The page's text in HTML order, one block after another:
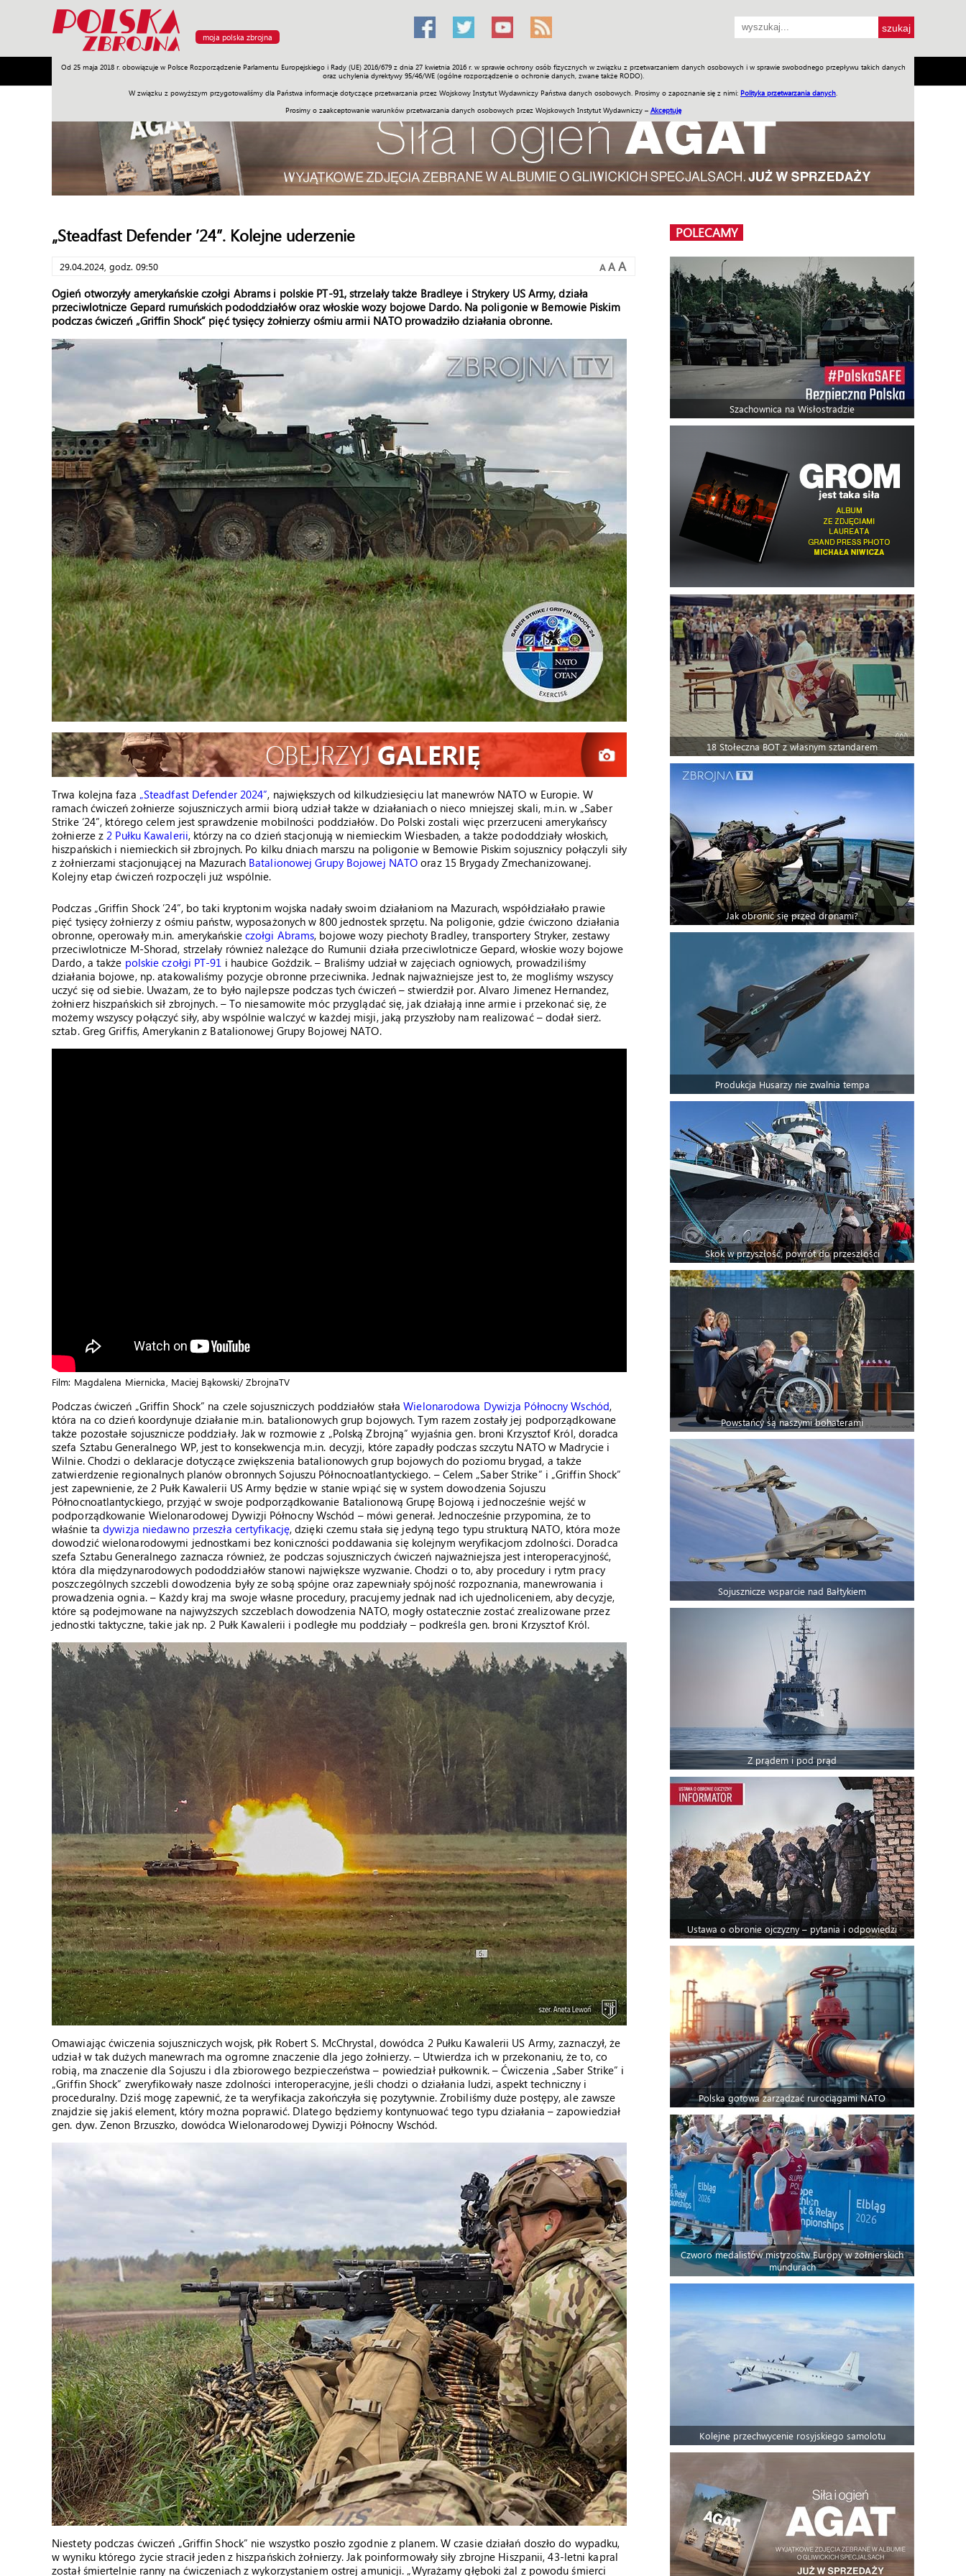
moja polska zbrojna
Od 25 maja 2018 r. obowiązuje w Polsce Rozporządzenie Parlamentu Europejskiego i Rady (UE) 2016/679 z dnia 27 kwietnia 2016 r. w sprawie ochrony osób fizycznych w związku z przetwarzaniem danych osobowych i w sprawie swobodnego przepływu takich danych
oraz uchylenia dyrektywy 95/46/WE (ogólne rozporządzenie o ochronie danych, zwane także RODO).
W związku z powyższym przygotowaliśmy dla Państwa informacje dotyczące przetwarzania przez Wojskowy Instytut Wydawniczy Państwa danych osobowych. Prosimy o zapoznanie się z nimi: Polityka przetwarzania danych
Prosimy o zaakceptowanie warunków przetwarzania danych osobowych przez Wojskowych Instytut Wydawniczy – Akceptuję
Armia Poligon Sprzęt Misje Polityka Prawo Świat Społeczność Sport Historia Galerie Wideo ENGLISH SKLEP Jednodniówki Praca w WIW
„Steadfast Defender ’24”. Kolejne uderzenie
29.04.2024, godz. 09:50 A A A
Ogień otworzyły amerykańskie czołgi Abrams i polskie PT-91, strzelały także Bradleye i Strykery US Army, działa
przeciwlotnicze Gepard rumuńskich pododdziałów oraz włoskie wozy bojowe Dardo. Na poligonie w Bemowie Piskim
podczas ćwiczeń „Griffin Shock” pięć tysięcy żołnierzy ośmiu armii NATO prowadziło działania obronne.
Trwa kolejna faza „Steadfast Defender 2024”, największych od kilkudziesięciu lat manewrów NATO w Europie. W
ramach ćwiczeń żołnierze sojuszniczych armii biorą udział także w działaniach o nieco mniejszej skali, m.in. w „Saber
Strike ’24”, którego celem jest sprawdzenie mobilności poddziałów. Do Polski zostali więc przerzuceni amerykańscy
żołnierze z2 Pułku Kawalerii, którzy na co dzień stacjonują w niemieckim Wiesbaden, a także pododdziały włoskich,
hiszpańskich i niemieckich sił zbrojnych. Po kilku dniach marszu na poligonie w Bemowie Piskim sojusznicy połączyli siły
z żołnierzami stacjonującej na Mazurach Batalionowej Grupy Bojowej NATO oraz 15 Brygady Zmechanizowanej.
Kolejny etap ćwiczeń rozpoczęli już wspólnie.
Podczas „Griffin Shock ’24”, bo taki kryptonim wojska nadały swoim działaniom na Mazurach, współdziałało prawie
pięć tysięcy żołnierzy z ośmiu państw, wyposażonych w 800 jednostek sprzętu. Na poligonie, gdzie ćwiczono działania
obronne, operowały m.in. amerykańskie czołgi Abrams, bojowe wozy piechoty Bradley, transportery Stryker, zestawy
przeciwlotnicze M-Shorad, strzelały również należące do Rumunii działa przeciwlotnicze Gepard, włoskie wozy bojowe
Dardo, a także polskie czołgi PT-91 i haubice Goździk. – Braliśmy udział w zajęciach ogniowych, prowadziliśmy
działania bojowe, np. atakowaliśmy pozycje obronne przeciwnika. Jednak najważniejsze jest to, że mogliśmy wszyscy
uczyć się od siebie. Uważam, że to było najlepsze podczas tych ćwiczeń – stwierdził por. Alvaro Jimenez Hernandez,
żołnierz hiszpańskich sił zbrojnych. – To niesamowite móc przyglądać się, jak działają inne armie i przekonać się, że
możemy wszyscy połączyć siły, aby wspólnie walczyć w każdej misji, jaką przyszłoby nam realizować – dodał sierż.
sztab. Greg Griffis, Amerykanin z Batalionowej Grupy Bojowej NATO.
Film: Magdalena Miernicka, Maciej Bąkowski/ ZbrojnaTV
Podczas ćwiczeń „Griffin Shock” na czele sojuszniczych poddziałów stałaWielonarodowa Dywizja Północny Wschód,
która na co dzień koordynuje działanie m.in. batalionowych grup bojowych. Tym razem zostały jej podporządkowane
także pozostałe sojusznicze poddziały. Jak w rozmowie z „Polską Zbrojną” wyjaśnia gen. broni Krzysztof Król, doradca
szefa Sztabu Generalnego WP, jest to konsekwencja m.in. decyzji, które zapadły podczas szczytu NATO w Madrycie i
Wilnie. Chodzi o deklaracje dotyczące zwiększenia batalionowych grup bojowych do poziomu brygad, a także
zatwierdzenie regionalnych planów obronnych Sojuszu Północnoatlantyckiego. – Celem „Saber Strike” i „Griffin Shock”
jest zapewnienie, że 2 Pułk Kawalerii US Army będzie w stanie wpiąć się w system dowodzenia Sojuszu
Północnoatlantyckiego, przyjąć w swoje podporządkowanie Batalionową Grupę Bojową i jednocześnie wejść w
podporządkowanie Wielonarodowej Dywizji Północny Wschód – mówi generał. Jednocześnie przypomina, że to
właśnie tadywizja niedawno przeszła certyfikację, dzięki czemu stała się jedyną tego typu strukturą NATO, która może
dowodzić wielonarodowymi jednostkami bez koniczności poddawania się kolejnym weryfikacjom zdolności. Doradca
szefa Sztabu Generalnego zaznacza również, że podczas sojuszniczych ćwiczeń najważniejsza jest interoperacyjność,
która dla międzynarodowych pododdziałów stanowi największe wyzwanie. Chodzi o to, aby procedury i rytm pracy
poszczególnych szczebli dowodzenia były ze sobą spójne oraz zapewniały spójność rozpoznania, manewrowania i
prowadzenia ognia. – Każdy kraj ma swoje własne procedury, pracujemy jednak nad ich ujednoliceniem, aby decyzje,
które są podejmowane na najwyższych szczeblach dowodzenia NATO, mogły ostatecznie zostać zrealizowane przez
jednostki taktyczne, takie jak np. 2 Pułk Kawalerii i podległe mu poddziały – podkreśla gen. broni Krzysztof Król.
Omawiając ćwiczenia sojuszniczych wojsk, płk Robert S. McChrystal, dowódca 2 Pułku Kawalerii US Army, zaznaczył, że
udział w tak dużych manewrach ma ogromne znaczenie dla jego żołnierzy. – Utwierdza ich w przekonaniu, że to, co
robią, ma znaczenie dla Sojuszu i dla zbiorowego bezpieczeństwa – powiedział pułkownik. – Ćwiczenia „Saber Strike” i
„Griffin Shock” zweryfikowały nasze zdolności interoperacyjne, jeśli chodzi o działania ludzi, aspekt techniczny i
proceduralny. Dziś mogę zapewnić, że ta weryfikacja zakończyła się pozytywnie. Zrobiliśmy duże postępy, ale zawsze
znajdzie się jakiś element, który można poprawić. Dlatego będziemy kontynuować tego typu działania – zapowiedział
gen. dyw. Zenon Brzuszko, dowódca Wielonarodowej Dywizji Północny Wschód.
Niestety podczas ćwiczeń „Griffin Shock” nie wszystko poszło zgodnie z planem. W czasie działań doszło do wypadku,
w wyniku którego życie stracił jeden z hiszpańskich żołnierzy. Jak poinformowały siły zbrojne Hiszpanii, 43-letni kapral
został śmiertelnie ranny na ćwiczeniach z wykorzystaniem ostrej amunicji. „Wyrażamy głęboki żal z powodu śmierci
POLECAMY
Szachownica na Wisłostradzie
18 Stołeczna BOT z własnym sztandarem
Jak obronić się przed dronami?
Produkcja Husarzy nie zwalnia tempa
Skok w przyszłość, powrót do przeszłości
Powstańcy są naszymi bohaterami
Sojusznicze wsparcie nad Bałtykiem
Z prądem i pod prąd
Ustawa o obronie ojczyzny – pytania i odpowiedzi
Polska gotowa zarządzać rurociągami NATO
Czworo medalistów mistrzostw Europy w żołnierskich
mundurach
Kolejne przechwycenie rosyjskiego samolotu